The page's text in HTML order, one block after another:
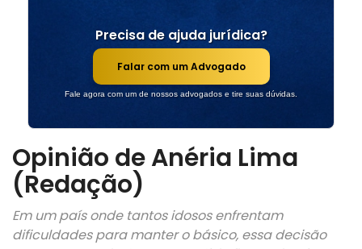
Precisa de ajuda jurídica?
Falar com um Advogado
Fale agora com um de nossos advogados e tire suas dúvidas.
Opinião de Anéria Lima
(Redação)
Em um país onde tantos idosos enfrentam
dificuldades para manter o básico, essa decisão